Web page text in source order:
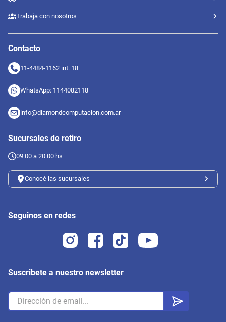
Trabaja con nosotros
Contacto
11-4484-1162 int. 18
WhatsApp: 1144082118
info@diamondcomputacion.com.ar
Sucursales de retiro
09:00 a 20:00 hs
Conocé las sucursales
Seguinos en redes
Suscribete a nuestro newsletter